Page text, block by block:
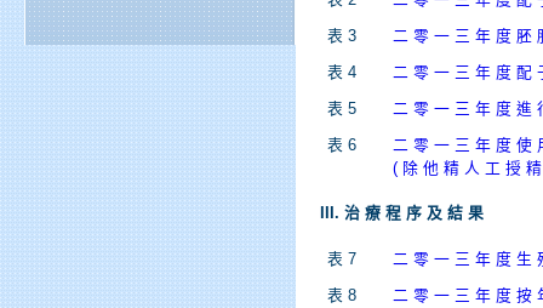
表 3
二 零 一 三 年 度 胚
表 4
二 零 一 三 年 度 配
表 5
二 零 一 三 年 度 進
表 6
二 零 一 三 年 度 使
( 除 他 精 人 工 授
III. 治 療 程 序 及 結 果
表 7
二 零 一 三 年 度 生
表 8
二 零 一 三 年 度 按